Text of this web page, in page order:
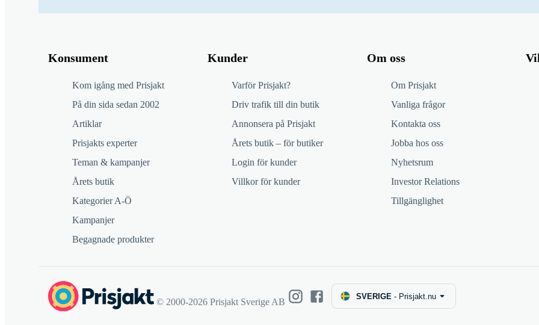
Konsument
Kom igång med Prisjakt
På din sida sedan 2002
Artiklar
Prisjakts experter
Teman & kampanjer
Årets butik
Kategorier A-Ö
Kampanjer
Begagnade produkter
Kunder
Varför Prisjakt?
Driv trafik till din butik
Annonsera på Prisjakt
Årets butik – för butiker
Login för kunder
Villkor för kunder
Om oss
Om Prisjakt
Vanliga frågor
Kontakta oss
Jobba hos oss
Nyhetsrum
Investor Relations
Tillgänglighet
© 2000-2026 Prisjakt Sverige AB
SVERIGE - Prisjakt.nu